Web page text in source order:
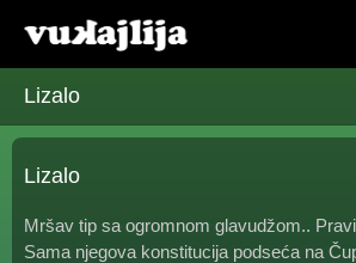
Lizalo
Lizalo
Mršav tip sa ogromnom glavudžom..
Sama njegova konstitucija podseća na